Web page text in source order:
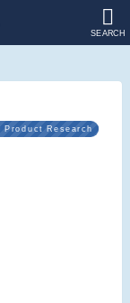
SEARCH
Product Research